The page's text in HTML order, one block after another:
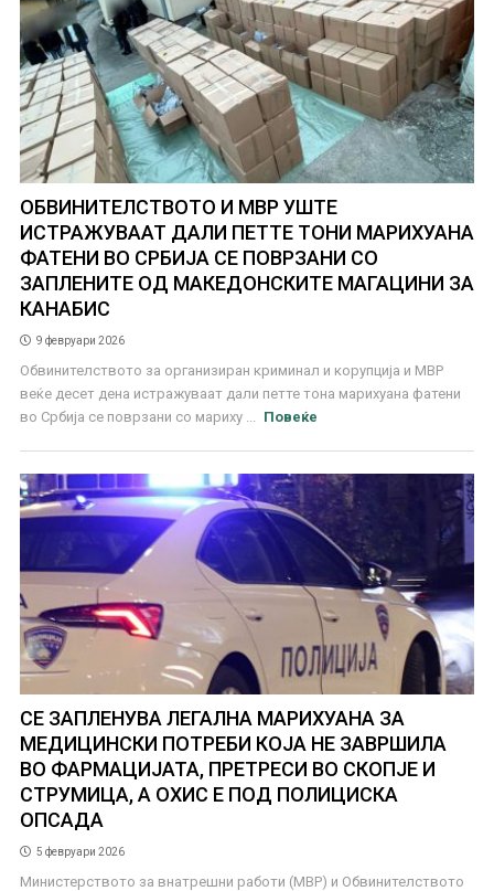
ОБВИНИТЕЛСТВОТО И МВР УШТЕ
ИСТРАЖУВААТ ДАЛИ ПЕТТЕ ТОНИ МАРИХУАНА
ФАТЕНИ ВО СРБИЈА СЕ ПОВРЗАНИ СО
ЗАПЛЕНИТЕ ОД МАКЕДОНСКИТЕ МАГАЦИНИ ЗА
КАНАБИС
9 февруари 2026
Обвинителството за организиран криминал и корупција и МВР
веќе десет дена истражуваат дали петте тона марихуана фатени
во Србија се поврзани со мариху ...
Повеќе
СЕ ЗАПЛЕНУВА ЛЕГАЛНА МАРИХУАНА ЗА
МЕДИЦИНСКИ ПОТРЕБИ КОЈА НЕ ЗАВРШИЛА
ВО ФАРМАЦИЈАТА, ПРЕТРЕСИ ВО СКОПЈЕ И
СТРУМИЦА, А ОХИС Е ПОД ПОЛИЦИСКА
ОПСАДА
5 февруари 2026
Министерството за внатрешни работи (МВР) и Обвинителството